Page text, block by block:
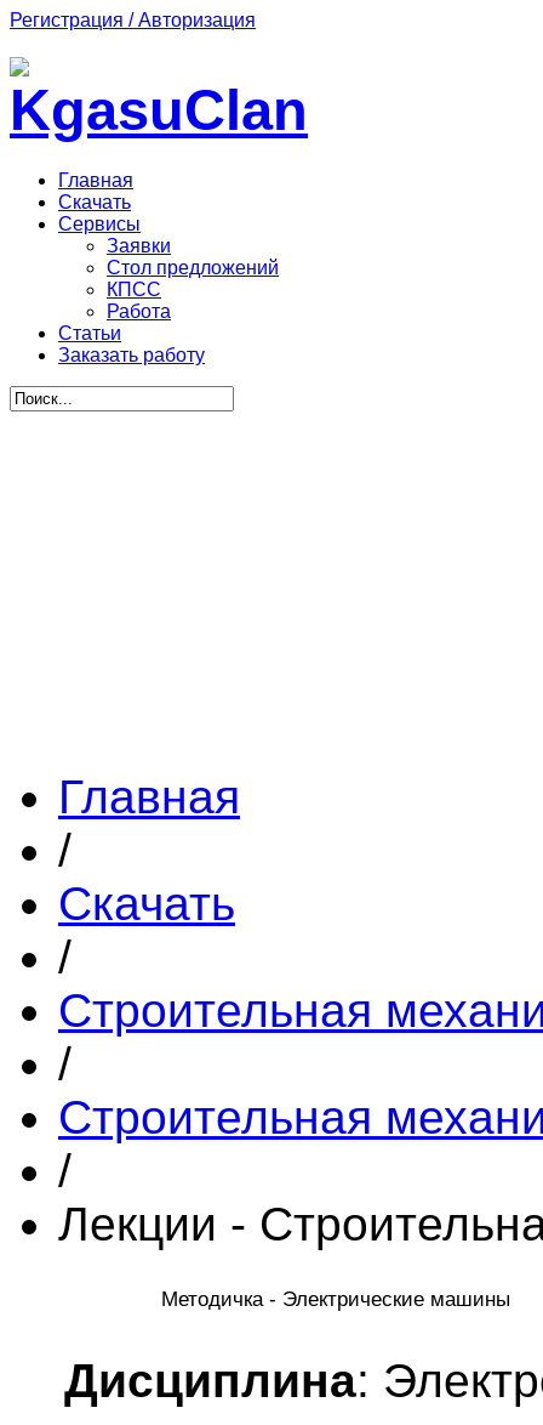
Регистрация / Авторизация
Главная
Скачать
Сервисы
Заявки
Стол предложений
КПСС
Работа
Статьи
Заказать работу
Главная
/
Скачать
/
Строительная
/
Строительная
/
Лекции -
Методичка - Электрические машины
Дисциплина: